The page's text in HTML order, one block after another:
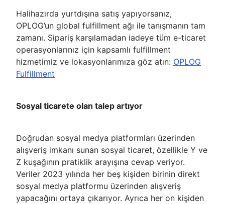
Halihazırda yurtdışına satış yapıyorsanız,
OPLOG’un global fulfillment ağı ile tanışmanın tam
zamanı. Sipariş karşılamadan iadeye tüm e-ticaret
operasyonlarınız için kapsamlı fulfillment
hizmetimiz ve lokasyonlarımıza göz atın: OPLOG
Fulfillment
Sosyal ticarete olan talep artıyor
Doğrudan sosyal medya platformları üzerinden
alışveriş imkanı sunan sosyal ticaret, özellikle Y ve
Z kuşağının pratiklik arayışına cevap veriyor.
Veriler 2023 yılında her beş kişiden birinin direkt
sosyal medya platformu üzerinden alışveriş
yapacağını ortaya çıkarıyor. Ayrıca her on kişiden